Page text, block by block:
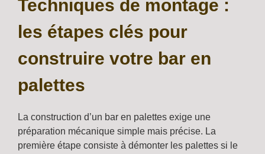
Techniques de montage :
les étapes clés pour
construire votre bar en
palettes
La construction d’un bar en palettes exige une
préparation mécanique simple mais précise. La
première étape consiste à démonter les palettes si le